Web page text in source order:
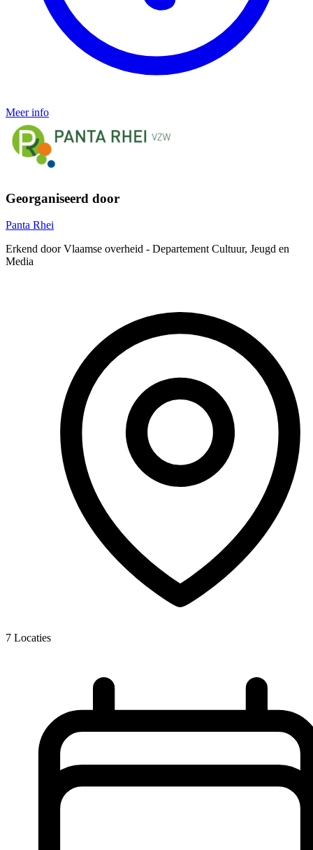
Meer info
Georganiseerd door
Panta Rhei
Erkend door Vlaamse overheid - Departement Cultuur, Jeugd en
Media
7 Locaties